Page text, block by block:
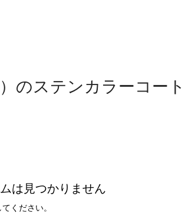
のステンカラーコート
は見つかりません
ください。